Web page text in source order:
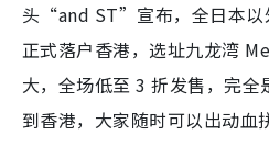
头“and ST”宣布，全日本
正式落户香港，选址九龙湾
大，全场低至 3 折发售，完
到香港，大家随时可以出动血